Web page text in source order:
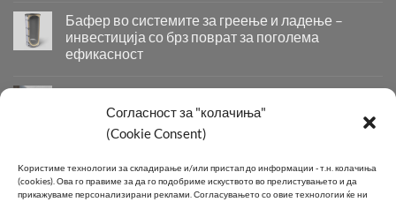
Согласност за "колачиња"
(Cookie Consent)
Kористиме технологии за складирање и/или пристап до информации - т.н. колачиња
(cookies).Ова го правиме за да го подобриме искуството во прелистувањето и да
прикажуваме персонализирани реклами.Согласувањето со овие технологии ќе ни
со
два
изменувачи
–
решение
максимална
ефикасност
подготовка
на
топла
Бафер во системите за греење и ладење –
инвестиција со брз поврат за поголема
ефикасност
во
–
инвестиција
Придобивки од Инсталирање на Современи
Системи за Греење и Ладење
Придобивки
Современи
КОНТАКТ